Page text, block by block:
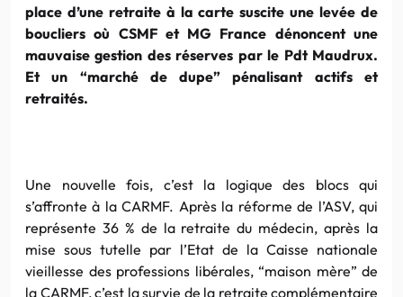
place d’une retraite à la carte suscite une levée de
boucliers où CSMF et MG France dénoncent une
mauvaise gestion des réserves par le Pdt Maudrux.
Et un “marché de dupe” pénalisant actifs et
retraités.
Une nouvelle fois, c’est la logique des blocs qui
s’affronte à la CARMF. Après la réforme de l’ASV, qui
représente 36 % de la retraite du médecin, après la
mise sous tutelle par l’Etat de la Caisse nationale
vieillesse des professions libérales, “maison mère” de
la CARMF, c’est la survie de la retraite complémentaire